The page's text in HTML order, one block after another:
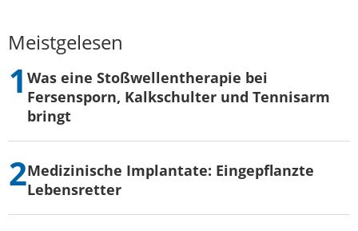
Meistgelesen
Was eine Stoßwellentherapie bei
Fersensporn, Kalkschulter und Tennisarm
bringt
Medizinische Implantate: Eingepflanzte
Lebensretter